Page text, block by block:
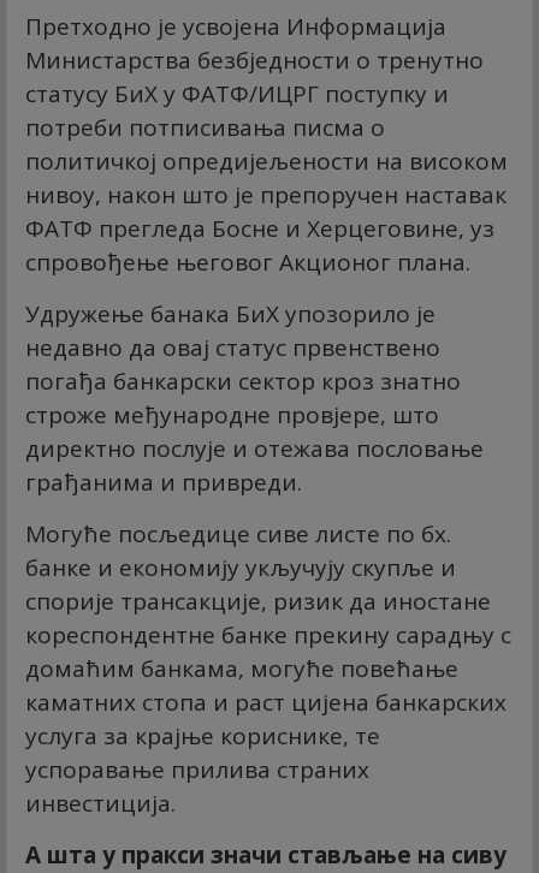
Претходно је усвојена Информација
Министарства безбједности о тренутно
статусу БиХ у ФАТФ/ИЦРГ поступку и
потреби потписивања писма о
политичкој опредијељености на високом
нивоу, након што је препоручен наставак
ФАТФ прегледа Босне и Херцеговине, уз
спровођење његовог Акционог плана.
Удружење банака БиХ упозорило је
недавно да овај статус првенствено
погађа банкарски сектор кроз знатно
строже међународне провјере, што
директно послује и отежава пословање
грађанима и привреди.
Могуће посљедице сиве листе по бх.
банке и економију укључују скупље и
спорије трансакције, ризик да иностане
кореспондентне банке прекину сарадњу с
домаћим банкама, могуће повећање
каматних стопа и раст цијена банкарских
услуга за крајње кориснике, те
успоравање прилива страних
инвестиција.
А шта у пракси значи стављање на сиву